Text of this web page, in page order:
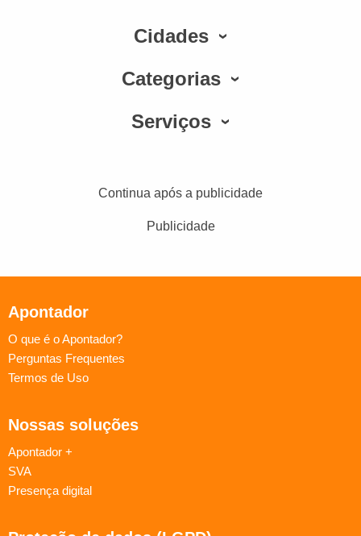
Cidades
Categorias
Serviços
Continua após a publicidade
Publicidade
Apontador
O que é o Apontador?
Perguntas Frequentes
Termos de Uso
Nossas soluções
Apontador +
SVA
Presença digital